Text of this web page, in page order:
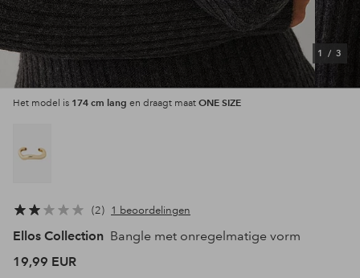
1 / 3
Het model is 174 cm lang en draagt maat ONE SIZE
2 1 beoordelingen
Ellos Collection Bangle met onregelmatige vorm
19,99 EUR